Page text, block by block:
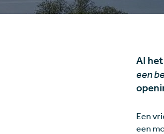
Al
een
Een
een